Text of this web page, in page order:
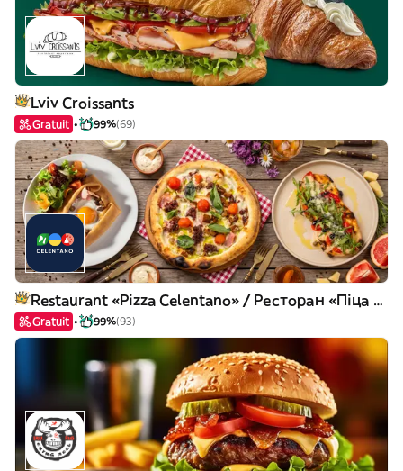
Lviv Croissants
Gratuit 99%(69)
Restaurant «Pizza Celentano» / Ресторан «Піца Челентано»
Gratuit 99%(93)